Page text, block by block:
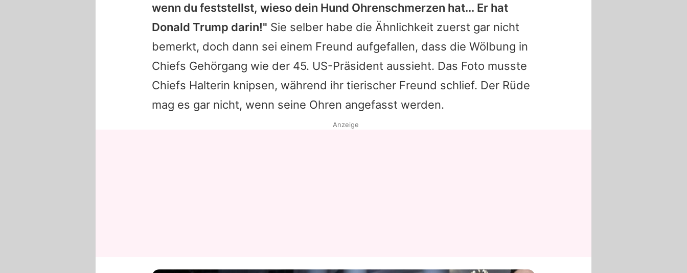
wenn du feststellst, wieso dein Hund Ohrenschmerzen hat... Er hat
Donald Trump darin!" Sie selber habe die Ähnlichkeit zuerst gar nicht
bemerkt, doch dann sei einem Freund aufgefallen, dass die Wölbung in
Chiefs Gehörgang wie der 45. US-Präsident aussieht. Das Foto musste
Chiefs Halterin knipsen, während ihr tierischer Freund schlief. Der Rüde
mag es gar nicht, wenn seine Ohren angefasst werden.
Anzeige